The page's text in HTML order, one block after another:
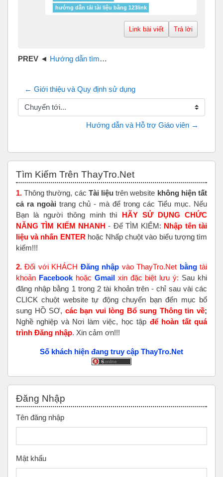
hướng dẫn tải tài liệu bằng 123link
Link bài viết Trả lời
Hướng dẫn tìm kiếm tài liệu trên thaytro.net
← Giới thiệu và Quy định sử dụng
Chuyển tới...
Hướng dẫn và Hỗ trợ Giáo viên →
Tìm Kiếm Trên ThayTro.Net
1. Thông thường, các Tài liệu trên website không hiện tất
cả ra ngoài trang chủ - mà để trong các Tiểu mục. Nếu
Bạn là người thông minh thì HÃY SỬ DỤNG CHỨC
NĂNG TÌM KIẾM NHANH - Để TÌM KIẾM: Nhập tên tài
liệu và nhấn ENTER hoặc Nhấp chuột vào biểu tượng tìm
kiếm!!!
2. Đối với KHÁCH Đăng nhập vào ThayTro.Net bằngtài
khoản Facebook hoặc Gmailxin đặc biệt lưu ý: Sau khi
đăng nhập bằng 1 trong 2 tài khoản trên - chỉ sau vài các
CLICK chuột website tự động chuyển bạn đến mục bổ
sung HỒ SƠ, các bạn vui lòng Bổ sung Thông tin về;
Nghề nghiệp và Nơi làm việc, học tập để hoàn tấtquá
trình Đăng nhập. Xin cảm ơn!!!
Số khách hiện đang truy cập ThayTro.Net
Đăng Nhập
Tên đăng nhập
Mật khẩu